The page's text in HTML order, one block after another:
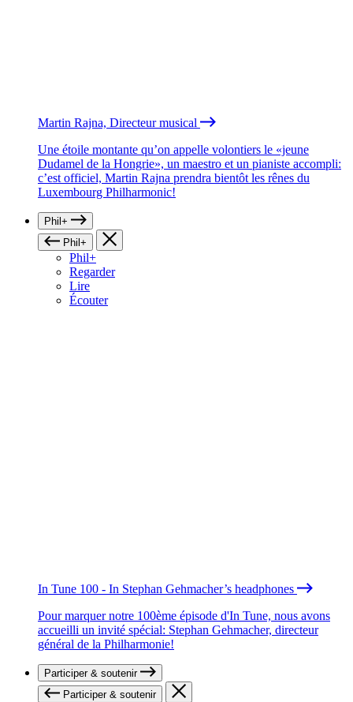
Martin Rajna, Directeur musical
Une étoile montante qu’on appelle volontiers le «jeune
Dudamel de la Hongrie», un maestro et un pianiste accompli:
c’est officiel, Martin Rajna prendra bientôt les rênes du
Luxembourg Philharmonic!
Phil+
Phil+
Phil+
Regarder
Lire
Écouter
In Tune 100 - In Stephan Gehmacher’s headphones
Pour marquer notre 100ème épisode d'In Tune, nous avons
accueilli un invité spécial: Stephan Gehmacher, directeur
général de la Philharmonie!
Participer & soutenir
Participer & soutenir